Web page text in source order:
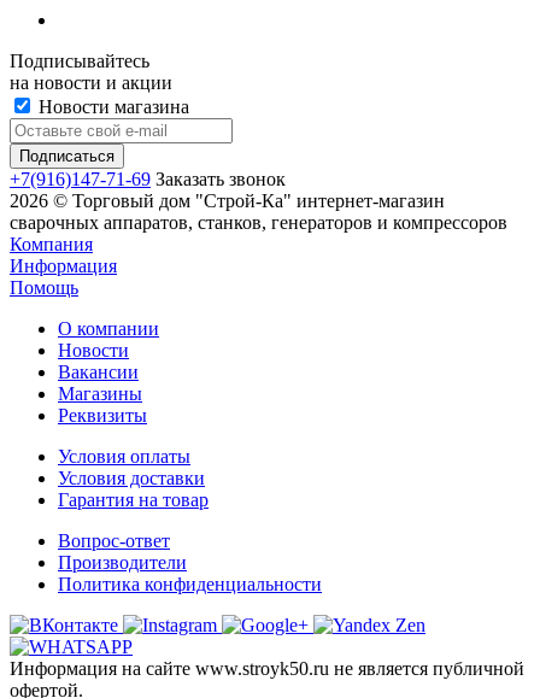
Подписывайтесь
на новости и акции
Новости магазина
+7(916)147-71-69 Заказать звонок
2026 © Торговый дом "Строй-Ка" интернет-магазин
сварочных аппаратов, станков, генераторов и компрессоров
Компания
Информация
Помощь
О компании
Новости
Вакансии
Магазины
Реквизиты
Условия оплаты
Условия доставки
Гарантия на товар
Вопрос-ответ
Производители
Политика конфиденциальности
Информация на сайте www.stroyk50.ru не является публичной
офертой.